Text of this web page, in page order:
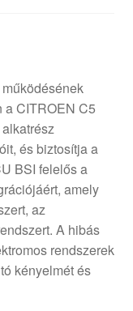
a CITROEN C5
és biztosítja a
BSI felelős a
amely
az
A hibás
rendszerek
kényelmét és